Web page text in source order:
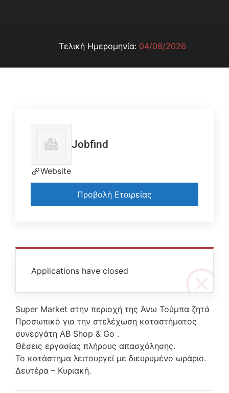
Τελική Ημερομηνία: 04/08/2026
Applications have closed
Super Market στην περιοχή της Άνω Τούμπα ζητά
Προσωπικό για την στελέχωση καταστήματος
συνεργάτη ΑΒ Shop & Go .
Θέσεις εργασίας πλήρους απασχόλησης.
Το κατάστημα λειτουργεί με διευρυμένο ωράριο.
Δευτέρα – Κυριακή.
Jobfind
Website
Προβολή Εταιρείας